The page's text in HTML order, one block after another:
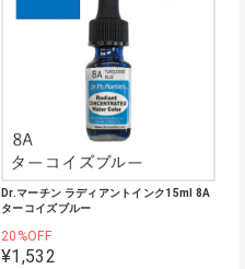
Dr.マーチン ラディアントインク15ml 8A
ターコイズブルー
20%OFF
¥1,532